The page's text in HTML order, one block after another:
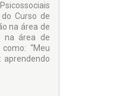
Curso de
na área de
na área de
“Meu
aprendendo